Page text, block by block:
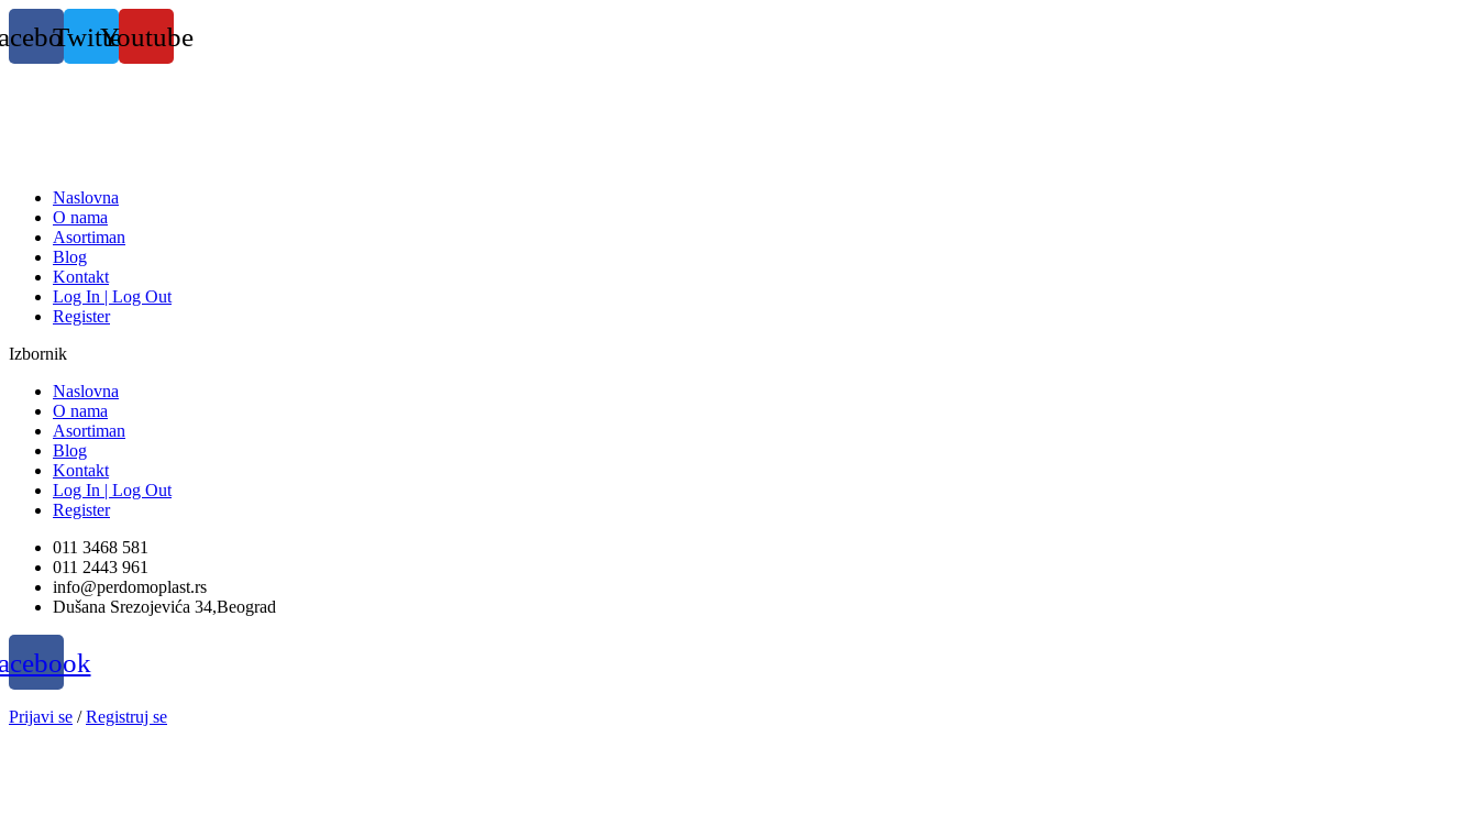
Skočite
na
sadržaj
TwitterYoutube
Naslovna
O nama
Asortiman
Blog
Kontakt
Log In | Log Out
Register
Izbornik
Naslovna
O nama
Asortiman
Blog
Kontakt
Log In | Log Out
Register
011 3468 581
011 2443 961
info@perdomoplast.rs
Dušana Srezojevića 34,Beograd
Prijavi se /Registruj se